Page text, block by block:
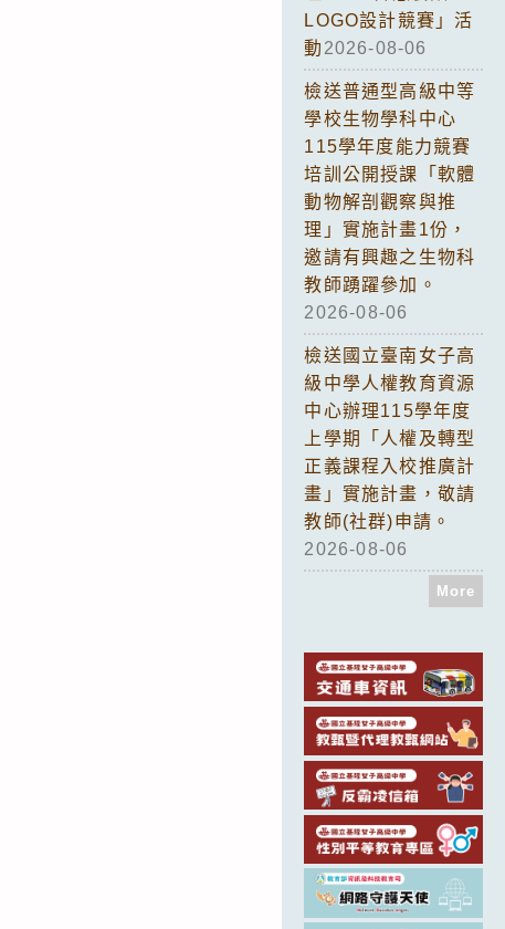
LOGO設計競賽」活
動 2026-08-06
檢送普通型高級中等
學校生物學科中心
115學年度能力競賽
培訓公開授課「軟體
動物解剖觀察與推
理」實施計畫1份，
邀請有興趣之生物科
教師踴躍參加。
2026-08-06
檢送國立臺南女子高
級中學人權教育資源
中心辦理115學年度
上學期「人權及轉型
正義課程入校推廣計
畫」實施計畫，敬請
教師(社群)申請。
2026-08-06
More